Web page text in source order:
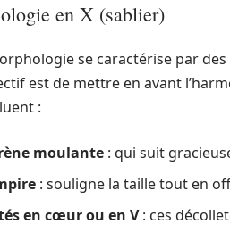
en X (sablier)
se caractérise par
est de mettre en avant
:
moulante : qui suit
: souligne la taille tout en
en cœur ou en V: ces